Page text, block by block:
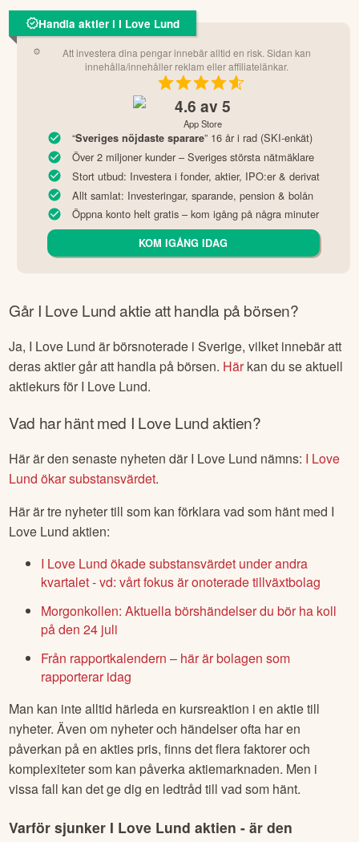
Handla aktier i I Love Lund
Att investera dina pengar innebär alltid en risk. Sidan kan
innehålla/innehåller reklam eller affiliatelänkar.
4.6 av 5
App Store
“Sveriges nöjdaste sparare” 16 år i rad (SKI-enkät)
Över 2 miljoner kunder – Sveriges största nätmäklare
Stort utbud: Investera i fonder, aktier, IPO:er & derivat
Allt samlat: Investeringar, sparande, pension & bolån
Öppna konto helt gratis – kom igång på några minuter
KOM IGÅNG IDAG
Går I Love Lundaktie att handla på börsen?
Ja, I Love Lund är börsnoterade i Sverige, vilket innebär att
deras aktier går att handla på börsen. Härkan du se aktuell
aktiekurs för I Love Lund.
Vad har hänt med I Love Lundaktien?
Här är den senaste nyheten där I Love Lund nämns: I Love
Lund ökar substansvärdet.
Här är tre nyheter till som kan förklara vad som hänt med I
Love Lund aktien:
I Love Lund ökade substansvärdet under andra
kvartalet - vd: vårt fokus är onoterade tillväxtbolag
Morgonkollen: Aktuella börshändelser du bör ha koll
på den 24 juli
Från rapportkalendern – här är bolagen som
rapporterar idag
Man kan inte alltid härleda en kursreaktion i en aktie till
nyheter. Även om nyheter och händelser ofta har en
påverkan på en akties pris, finns det flera faktorer och
komplexiteter som kan påverka aktiemarknaden. Men i
vissa fall kan det ge dig en ledtråd till vad som hänt.
Varför sjunker I Love Lund aktien - är den